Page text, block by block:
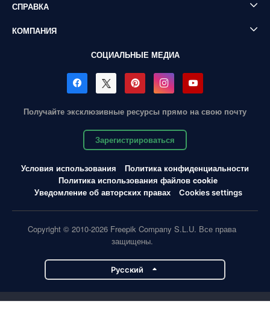
СПРАВКА
КОМПАНИЯ
СОЦИАЛЬНЫЕ МЕДИА
Получайте эксклюзивные ресурсы прямо на свою почту
Зарегистрироваться
Условия использования
Политика конфиденциальности
Политика использования файлов cookie
Уведомление об авторских правах
Cookies settings
Copyright © 2010-2026 Freepik Company S.L.U. Все права
защищены.
Pусский